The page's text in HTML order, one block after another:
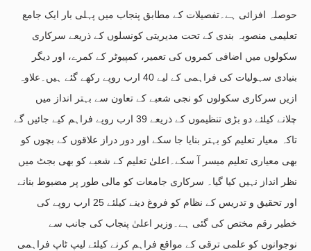
حوصلہ افزائی ہے۔تفصیلات کے مطابق پنجاب میں پہلی بار ایک جامع
تعلیمی منصوبہ بندی کے تحت مدیریتی کونسلوں کے ذریعے سرکاری
سکولوں میں اضافی کمروں کی تعمیر، کمپیوٹر کے کمرے، اور دیگر
بنیادی سہولیات کی فراہمی کے لیے 40 ارب روپے رکھے گئے ہیں۔علاوہ
ازیں سرکاری سکولوں کو نجی شعبے کے تعاون سے بہتر انداز میں
چلانے کیلئے دو بڑی تنظیموں کے ذریعے 39 ارب روپے فراہم کیے جائیں گے
تاکہ معیار تعلیم کو بہتر بنایا جا سکے اور دور دراز علاقوں کے بچوں کو
بھی معیاری تعلیم میسر آ سکے۔اعلیٰ تعلیم کے شعبے کو بھی بجٹ میں
نظر انداز نہیں کیا گیا۔ سرکاری جامعات کو مالی طور پر مضبوط بنانے
اور تحقیق و تدریس کے نظام کو فروغ دینے کیلئے 25 ارب روپے کی
خطیر رقم مختص کی گئی ہے۔وزیر اعلیٰ پنجاب کی جانب سے
نوجوانوں کو علمی ترقی کے مواقع فراہم کرنے کیلئے لیپ ٹاپ فراہمی